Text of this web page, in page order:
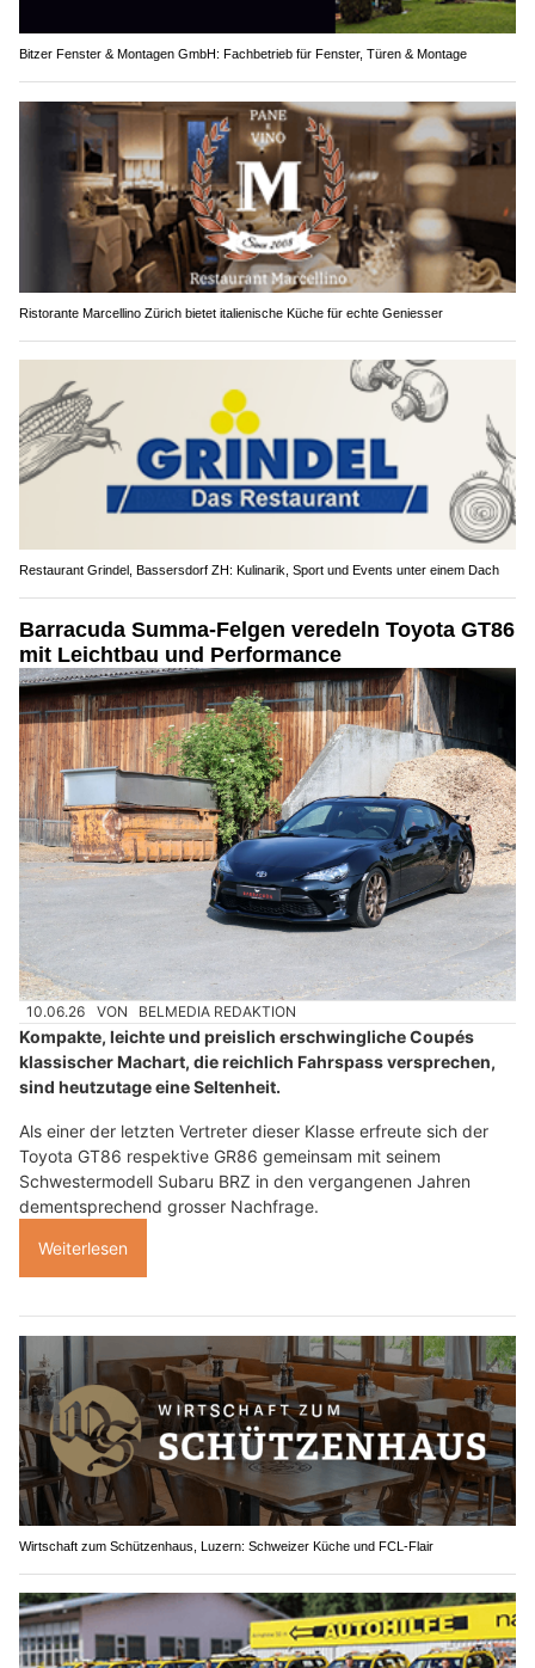
Bitzer Fenster & Montagen GmbH: Fachbetrieb für Fenster, Türen & Montage
Ristorante Marcellino Zürich bietet italienische Küche für echte Geniesser
Restaurant Grindel, Bassersdorf ZH: Kulinarik, Sport und Events unter einem Dach
Barracuda Summa-Felgen veredeln Toyota GT86
mit Leichtbau und Performance
10.06.26 VON BELMEDIA REDAKTION
Kompakte, leichte und preislich erschwingliche Coupés
klassischer Machart, die reichlich Fahrspass versprechen,
sind heutzutage eine Seltenheit.
Als einer der letzten Vertreter dieser Klasse erfreute sich der
Toyota GT86 respektive GR86 gemeinsam mit seinem
Schwestermodell Subaru BRZ in den vergangenen Jahren
dementsprechend grosser Nachfrage.
Weiterlesen
Wirtschaft zum Schützenhaus, Luzern: Schweizer Küche und FCL-Flair